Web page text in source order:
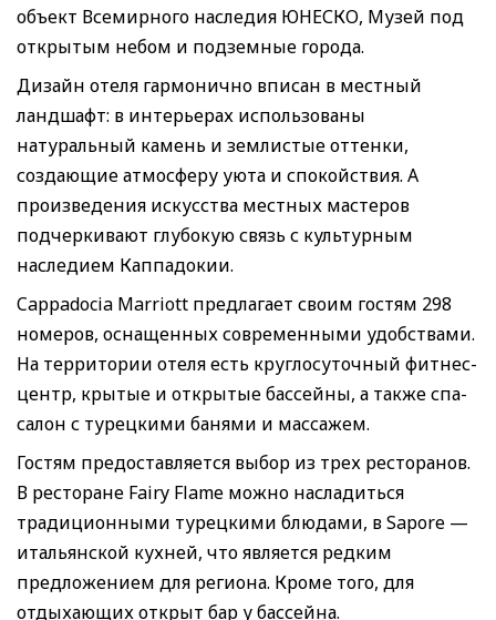
объект Всемирного наследия ЮНЕСКО, Музей под
открытым небом и подземные города.
Дизайн отеля гармонично вписан в местный
ландшафт: в интерьерах использованы
натуральный камень и землистые оттенки,
создающие атмосферу уюта и спокойствия. А
произведения искусства местных мастеров
подчеркивают глубокую связь с культурным
наследием Каппадокии.
Cappadocia Marriott предлагает своим гостям 298
номеров, оснащенных современными удобствами.
На территории отеля есть круглосуточный фитнес-
центр, крытые и открытые бассейны, а также спа-
салон с турецкими банями и массажем.
Гостям предоставляется выбор из трех ресторанов.
В ресторане Fairy Flame можно насладиться
традиционными турецкими блюдами, в Sapore —
итальянской кухней, что является редким
предложением для региона. Кроме того, для
отдыхающих открыт бар у бассейна.